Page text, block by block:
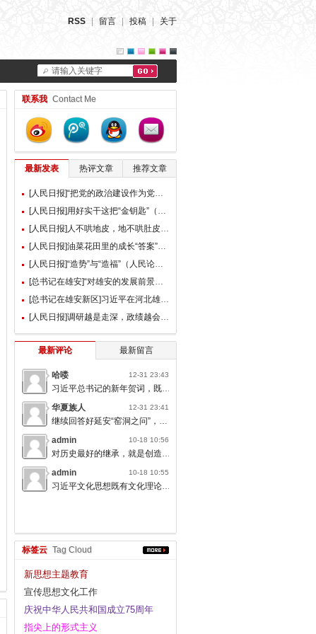
RSS 留言 投稿 关于
请输入关键字
联系我 Contact Me
最新发表 热评文章 推荐文章
最新评论 最新留言
哈喽 12-31 23:43
习近平总书记的新年贺词，既充满温度，又饱含深情，太催人奋进了。
华夏族人
12-31 23:41
继续回答好延安“窑洞之问”，书写无愧于人民的时代答卷。
admin
10-18 10:56
对历史最好的继承，就是创造新的历史；对人类文明最大的礼敬，就是创造人类文明新形态。
admin
10-18 10:55
习近平文化思想既有文化理论观点上的创新和突破，又有文化工作布局上的部署要求，标志着我们党对中国特色社会主义文化建设规律的认识达到了新高度，表明我们党的历史自信、文化自信达到了新高度。
标签云 Tag Cloud
新思想主题教育
宣传思想文化工作
庆祝中华人民共和国成立75周年
指尖上的形式主义